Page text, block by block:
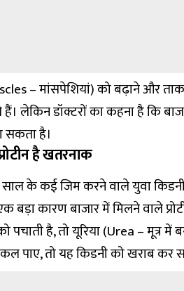
– मांसपेशियां) को बढ़ाने और
लेकिन डॉक्टरों का कहना है कि
सकता है।
है खतरनाक
के कई जिम करने वाले युवा
बड़ा कारण बाजार में मिलने वाले
पचाती है, तो यूरिया (Urea– मूत्र में
पाए, तो यह किडनी को खराब कर